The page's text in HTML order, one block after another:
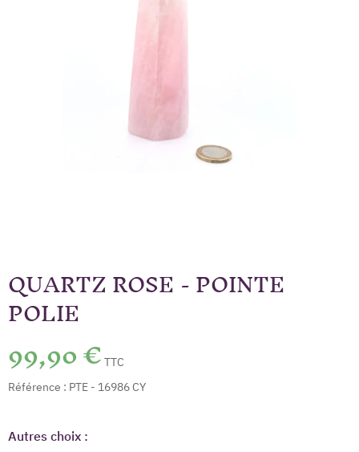
QUARTZ ROSE - POINTE
POLIE
99,90 € TTC
Référence : PTE - 16986 CY
Autres choix :